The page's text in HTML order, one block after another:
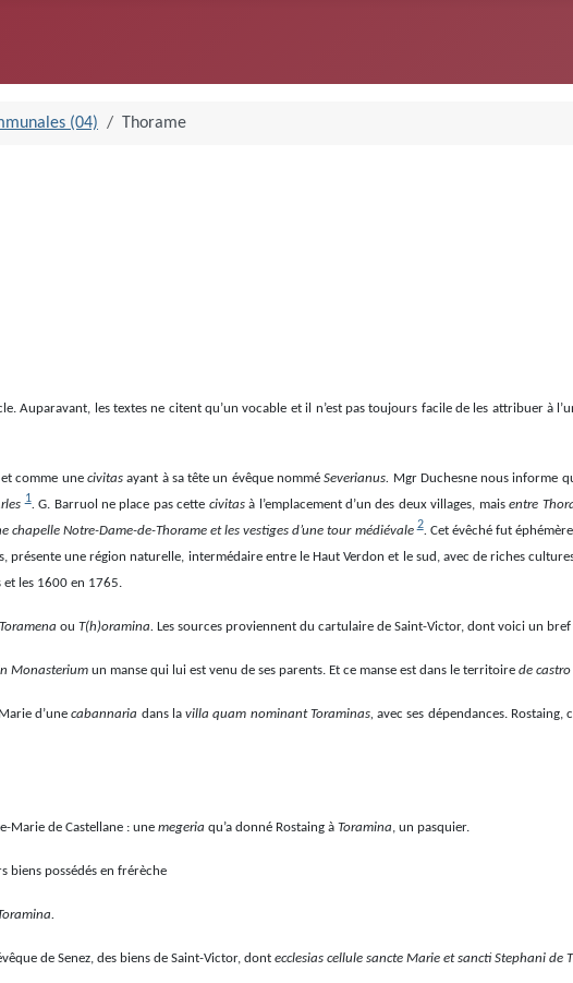
(04) Thorame
Auparavant, les textes ne citent qu’un vocable et il n’est pas toujours facile de les attribuer à
et comme unecivitas ayant à sa tête un évêque nomméSeverianus. Mgr Duchesne nous informe
1.G. Barruol ne place pas cette civitasà l’emplacement d’un des deux villages, maisentre
Notre-Dame-de-Thorame et les vestiges d’une tour médiévale2. Cet évêché fut
une région naturelle, intermédaire entre le Haut Verdon et le sud, avec de riches
les 1600 en 1765.
Toramena ou T(h)oramina. Les sources proviennent du cartulaire de Saint-Victor, dont voici un bref
Monasterium un manse qui lui est venu de ses parents. Et ce manse est dans le territoire de
d’unecabannaria dans lavilla quam nominant Toraminas,avec ses dépendances.
Marie de Castellane : une megeria qu’a donné Rostaing à Toramina, un pasquier.
biens possédés en frérèche
de Senez, des biens de Saint-Victor, dont ecclesias cellule sancte Marie et sancti Stephani de